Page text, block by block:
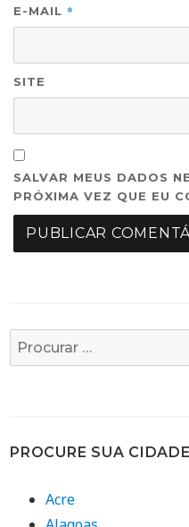
E-MAIL *
SITE
SALVAR MEUS DADOS
PRÓXIMA VEZ QUE EU
Busca
por:
PROCURE SUA
Acre